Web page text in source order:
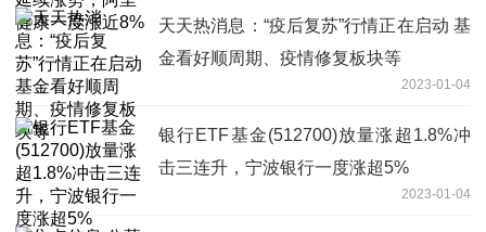
天天热消息：“疫后复苏”行情正在启动 基
金看好顺周期、疫情修复板块等
2023-01-04
银行ETF基金(512700)放量涨超1.8%冲
击三连升，宁波银行一度涨超5%
2023-01-04